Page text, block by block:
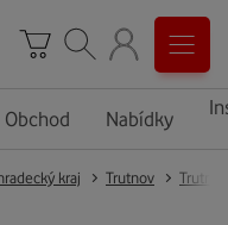
Obchod Nabídky
kraj Trutnov Trutnov